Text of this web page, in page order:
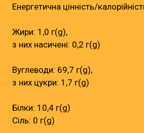
Енергетична цінність/
Жири: 1,0 г(g),
з них насичені: 0,2 г(g)
Вуглеводи: 69,7 г(g),
з них цукри: 1,7 г(g)
Білки: 10,4 г(g)
Сіль: 0 г(g)